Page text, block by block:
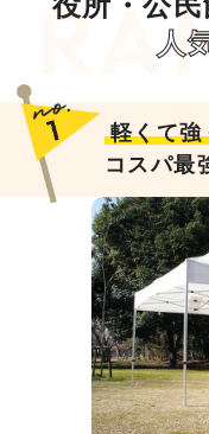
人
軽くて強
コスパ最